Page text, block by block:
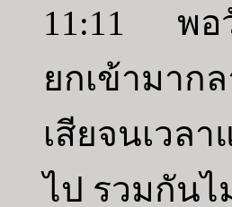
11:11 พอ
ยกเข้ามาก
เสียจนเวล
ไป รวมกันไ